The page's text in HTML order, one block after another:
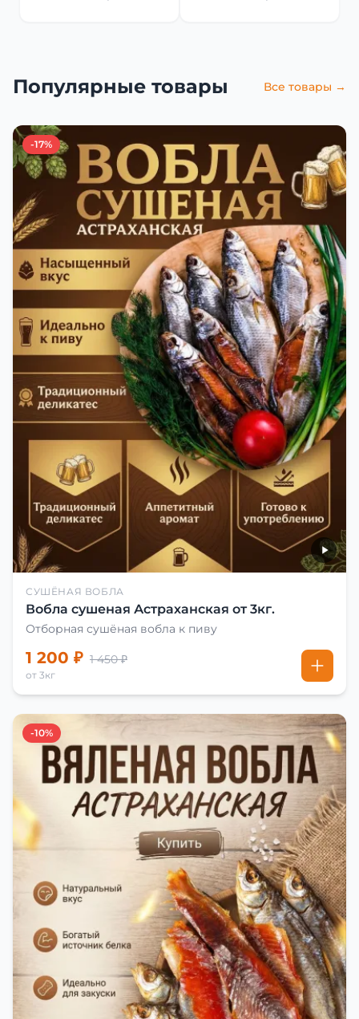
Популярные товары Все товары →
-17%
СУШЁНАЯ ВОБЛА
Вобла сушеная Астраханская от 3кг.
Отборная сушёная вобла к пиву
1 200 ₽ 1 450 ₽
от 3кг
-10%